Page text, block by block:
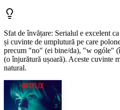
Sfat de învățare: Serialul e excelent
și cuvinte de umplutură pe care
precum "no" (ei bine/da), "w ogóle"
(o înjurătură ușoară). Aceste cuvinte
natural.